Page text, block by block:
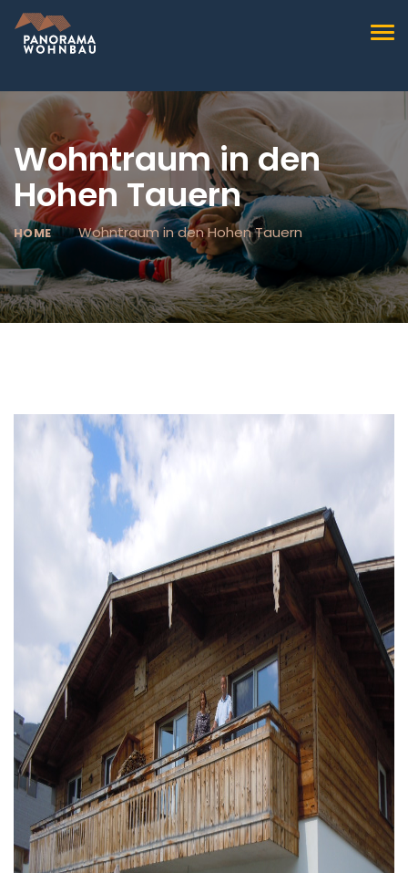
Wohntraum in den
Hohen Tauern
HOME Wohntraum in den Hohen Tauern